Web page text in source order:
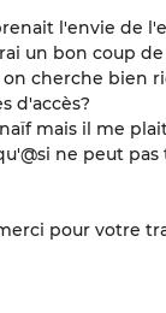
l'envie de
un bon coup
on cherche bien
d'accès?
mais il me
ne peut pas
pour votre